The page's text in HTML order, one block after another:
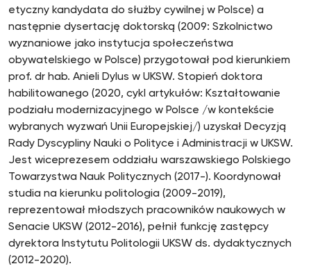
etyczny kandydata do służby cywilnej w Polsce) a
następnie dysertację doktorską (2009: Szkolnictwo
wyznaniowe jako instytucja społeczeństwa
obywatelskiego w Polsce) przygotował pod kierunkiem
prof. dr hab. Anieli Dylus w UKSW. Stopień doktora
habilitowanego (2020, cykl artykułów: Kształtowanie
podziału modernizacyjnego w Polsce /w kontekście
wybranych wyzwań Unii Europejskiej/) uzyskał Decyzją
Rady Dyscypliny Nauki o Polityce i Administracji w UKSW.
Jest wiceprezesem oddziału warszawskiego Polskiego
Towarzystwa Nauk Politycznych (2017-). Koordynował
studia na kierunku politologia (2009-2019),
reprezentował młodszych pracowników naukowych w
Senacie UKSW (2012-2016), pełnił funkcję zastępcy
dyrektora Instytutu Politologii UKSW ds. dydaktycznych
(2012-2020).